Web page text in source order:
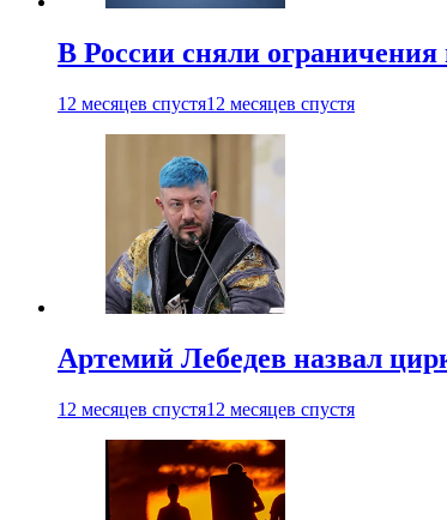
В России сняли ограничения
12 месяцев спустя12 месяцев спустя
Артемий Лебедев назвал
12 месяцев спустя12 месяцев спустя